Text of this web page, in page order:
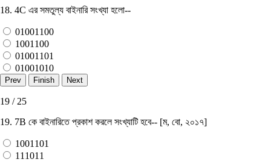
18. 4C এর সমতুল্য বাইনারি সংখ্যা হলাে--
01001100
1001100
01001101
01001010
19 / 25
19. 7B কে বাইনারিতে প্রকাশ করলে সংখ্যাটি হবে-- [ম, বাে, ২০১৭]
1001101
111011